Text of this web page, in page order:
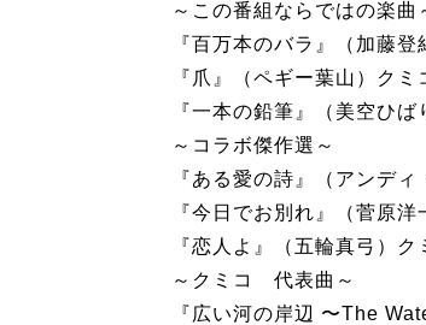
～この番組ならではの楽曲
『百万本のバラ』（加藤登
『爪』（ペギー葉山）クミ
『一本の鉛筆』（美空ひば
～コラボ傑作選～
『ある愛の詩』（アンデ
『今日でお別れ』（菅原
『恋人よ』（五輪真弓）
～クミコ 代表曲～
『広い河の岸辺 〜The